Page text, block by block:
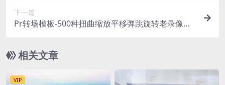
下一篇
Pr转场模板-500种扭曲缩放平移弹跳旋转老录像带
ns
相关文章
VIP